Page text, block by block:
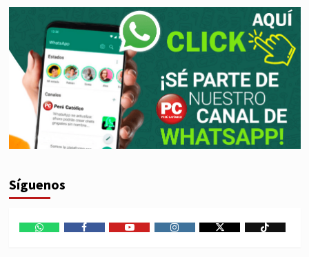
Síguenos